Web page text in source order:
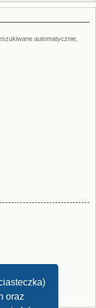
oraz
automatycznie,